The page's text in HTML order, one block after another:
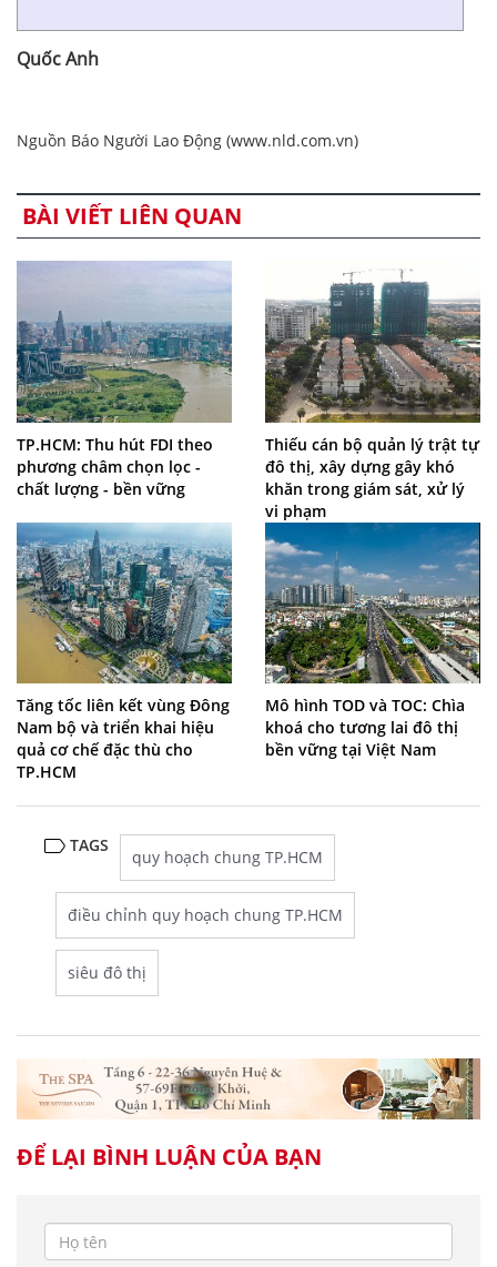
Quốc Anh
Nguồn Báo Người Lao Động (www.nld.com.vn)
BÀI VIẾT LIÊN QUAN
TP.HCM: Thu hút FDI theo
phương châm chọn lọc -
chất lượng - bền vững
Thiếu cán bộ quản lý trật tự
đô thị, xây dựng gây khó
khăn trong giám sát, xử lý
vi phạm
Tăng tốc liên kết vùng Đông
Nam bộ và triển khai hiệu
quả cơ chế đặc thù cho
TP.HCM
Mô hình TOD và TOC: Chìa
khoá cho tương lai đô thị
bền vững tại Việt Nam
TAGS
quy hoạch chung TP.HCM
điều chỉnh quy hoạch chung TP.HCM
siêu đô thị
ĐỂ LẠI BÌNH LUẬN CỦA BẠN